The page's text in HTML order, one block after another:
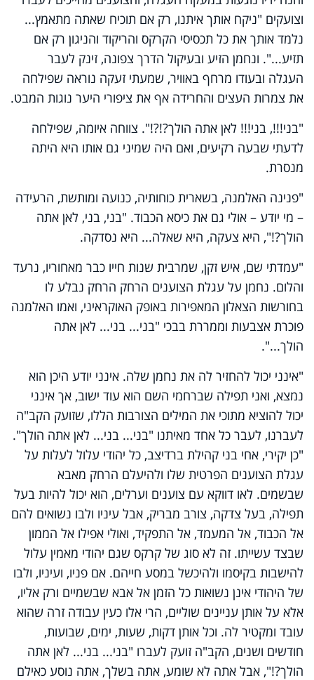
וצועקים "ניקח אותך איתנו, רק אם תוכיח שאתה מתאמץ...
נלמד אותך את כל תכסיסי הקרקס והריקוד והניגון רק אם
תזיע...". ונחמן הזיע ובעיקול הדרך צפונה, זינק לעבר
העגלה ובעודו מרחף באוויר, שמעתי זעקה נוראה שפילחה
את צמרות העצים והחרידה אף את ציפורי היער נוגות המבט.
"בני!!!, בני!!! לאן אתה הולך?!?!". צווחה איומה, שפילחה
לדעתי שבעה רקיעים, ואם היה שמיני גם אותו היא היתה
מנסרת.
"פנינה האלמנה, בשארית כוחותיה, כנועה ומותשת, הרעידה
– מי יודע – אולי גם את כיסא הכבוד. "בני, בני, לאן אתה
הולך?!", היא צעקה, היא שאלה... היא נסדקה.
"עמדתי שם, איש זקן, שמרבית שנות חייו כבר מאחוריו, נרעד
והלום. נחמן על עגלת הצוענים הרחק הרחק נבלע לו
בחורשות הצאלון המאפירות באופק האוקראיני, ואמו האלמנה
פוכרת אצבעות וממררת בבכי "בני... בני... לאן אתה
הולך...".
"אינני יכול להחזיר לה את נחמן שלה. אינני יודע היכן הוא
נמצא, ואני תפילה שברחמי השם הוא עוד ישוב, אך אינני
יכול להוציא מתוכי את המילים הצורבות הללו, שזועק הקב"ה
לעברנו, לעבר כל אחד מאיתנו "בני... בני... לאן אתה הולך".
"כן יקירי, אחי בני קהילת ברדיצב, כל יהודי עלול לעלות על
עגלת הצוענים הפרטית שלו ולהיעלם הרחק מאבא
שבשמים. לאו דווקא עם צוענים וערלים, הוא יכול להיות בעל
תפילה, בעל צדקה, צורב מבריק, אבל עיניו ולבו נשואים להם
אל הכבוד, אל המעמד, אל התפקיד, ואולי אפילו אל הממון
שבצד עשייתו. זה לא סוג של קרקס שגם יהודי מאמין עלול
להישבות בקיסמו ולהיכשל במסע חייהם. אם פניו, ועיניו, ולבו
של היהודי אינן נשואות כל הזמן אל אבא שבשמיים ורק אליו,
אלא על אותן עניינים שוליים, הרי אלו כעין עבודה זרה שהוא
עובד ומקטיר לה. וכל אותן דקות, שעות, ימים, שבועות,
חודשים ושנים, הקב"ה זועק לעברו "בני... בני... לאן אתה
הולך?!", אבל אתה לא שומע, אתה בשלך, אתה נוסע כאילם